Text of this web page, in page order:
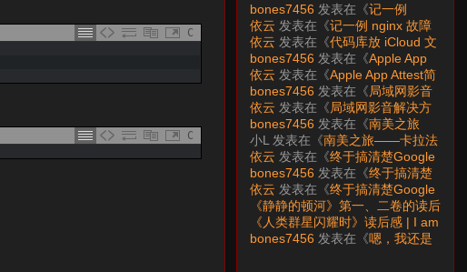
C
C
bones7456 发表在《记一例
nginx 故障分析》
依云 发表在《记一例 nginx 故障
分析 》
依云 发表在《代码库放 iCloud 文
件夹会怎样？》
bones7456 发表在《Apple App
Attest简介》
依云 发表在《Apple App Attest简
介》
bones7456 发表在《局域网影音
解决方案——Jellyfin》
依云 发表在《局域网影音解决方
案——Jellyfin》
bones7456 发表在《南美之旅
——卡拉法特看莫雷诺大冰川》
小L 发表在《南美之旅——卡拉法
特看莫雷诺大冰川》
依云 发表在《终于搞清楚Google
账号的所属国家的逻辑了》
bones7456 发表在《终于搞清楚
Google账号的所属国家的逻辑
了》
依云 发表在《终于搞清楚Google
账号的所属国家的逻辑了》
《静静的顿河》第一、二卷的读后
感 | I am LAZY bones?发表在
《《人类群星闪耀时》读后感》
《人类群星闪耀时》读后感 | I am
LAZY bones?发表在《
《显微镜
bones7456 发表在《嗯，我还是